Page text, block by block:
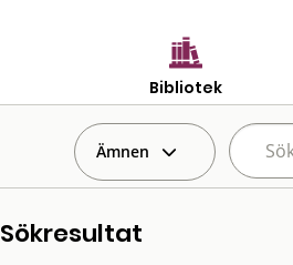
Bibliotek
Ämnen
Sökresultat